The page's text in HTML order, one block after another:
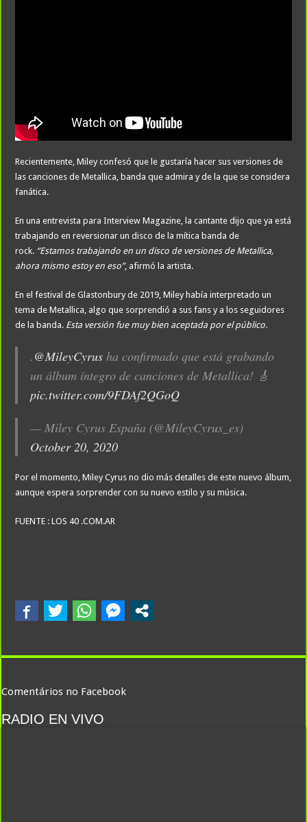
Recientemente, Miley confesó que le gustaría hacer sus versiones de
las canciones de Metallica, banda que admira y de la que se considera
fanática.
En una entrevista para Interview Magazine, la cantante dijo que ya está
trabajando en reversionar un disco de la mítica banda de
rock. “Estamos trabajando en un disco de versiones de Metallica,
ahora mismo estoy en eso”, afirmó la artista.
En el festival de Glastonbury de 2019, Miley había interpretado un
tema de Metallica, algo que sorprendió a sus fans y a los seguidores
de la banda. Esta versión fue muy bien aceptada por el público.
. @MileyCyrus ha confirmado que está grabando
un álbum íntegro de canciones de Metallica! 🎸
pic.twitter.com/9FDAf2QGoQ
— Miley Cyrus España (@MileyCyrus_es)
October 20, 2020
Por el momento, Miley Cyrus no dio más detalles de este nuevo álbum,
aunque espera sorprender con su nuevo estilo y su música.
FUENTE : LOS 40 .COM.AR
Comentários no Facebook
RADIO EN VIVO